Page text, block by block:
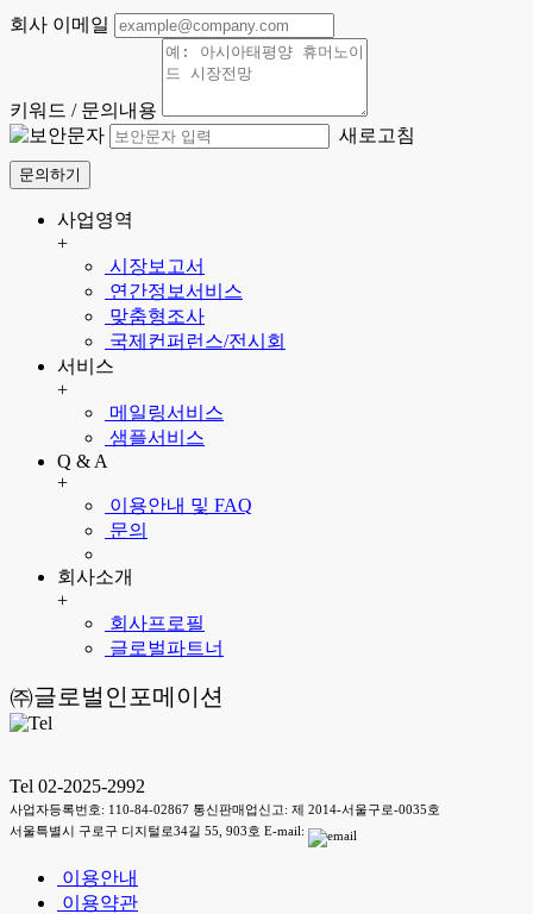
회사 이메일
키워드 / 문의내용
새로고침
문의하기
사업영역
+
시장보고서
연간정보서비스
맞춤형조사
국제컨퍼런스/전시회
서비스
+
메일링서비스
샘플서비스
Q & A
+
이용안내 및 FAQ
문의
회사소개
+
회사프로필
글로벌파트너
㈜글로벌인포메이션
Tel 02-2025-2992
사업자등록번호: 110-84-02867 통신판매업신고: 제 2014-서울구로-0035호
서울특별시 구로구 디지털로34길 55, 903호 E-mail:
이용안내
이용약관